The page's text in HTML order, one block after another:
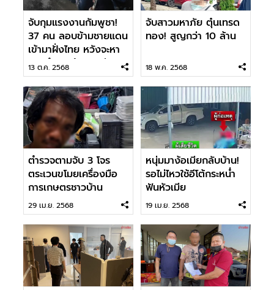
จับกุมแรงงานกัมพูชา!
37 คน ลอบข้ามชายแดน
เข้ามาฝั่งไทย หวังจะหา
งานทำ สุดท้ายไปไม่รอด
13 ต.ค. 2568
จับสาวมหาภัย ตุ๋นเทรด
ทอง! สูญกว่า 10 ล้าน
18 พ.ค. 2568
ตำรวจตามจับ 3 โจร
ตระเวนขโมยเครื่องมือ
การเกษตรชาวบ้าน
29 เม.ย. 2568
หนุ่มมาง้อเมียกลับบ้าน!
รอไม่ไหวใช้อีโต้กระหน่ำ
ฟันหัวเมีย
19 เม.ย. 2568